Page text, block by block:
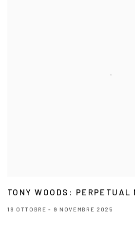
TONY WOODS: PERPETUAL
18 OTTOBRE - 9 NOVEMBRE 2025